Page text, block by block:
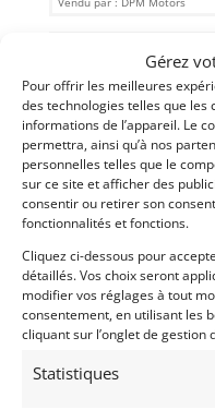
Gérez
Pour offrir les meilleures
des technologies telles que les
informations de l’appareil. Le
permettra, ainsi qu’à nos
personnelles telles que le
sur ce site et afficher des
consentir ou retirer son
fonctionnalités et fonctions.
Cliquez ci-dessous pour
détaillés. Vos choix seront
modifier vos réglages à tout
consentement, en utilisant les
cliquant sur l’onglet de gestion
Statistiques
9
AUSTIN HEALEY BJ8
(72) SARTHE